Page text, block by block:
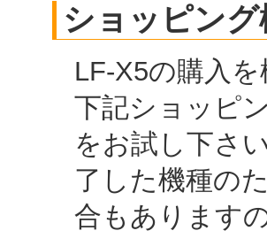
ショッピング
LF-X5の購入
下記ショッピ
をお試し下さ
了した機種の
合もあります